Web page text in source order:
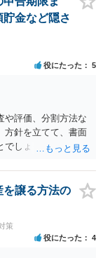
金など隠さ
役にたった 5
や評価、分割方法な
方針を立てて、書面
でしょう。 申告につ
書 面を添付するこ
てるので、税務署か
を譲る方法の
策
役にたった 4